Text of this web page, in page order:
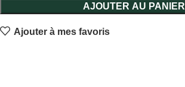
AJOUTER AU PANIER
Ajouter à mes favoris